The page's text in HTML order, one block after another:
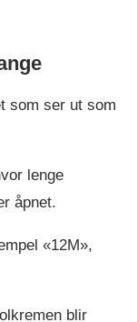
som ser ut som
lenge
åpnet.
«12M»,
blir